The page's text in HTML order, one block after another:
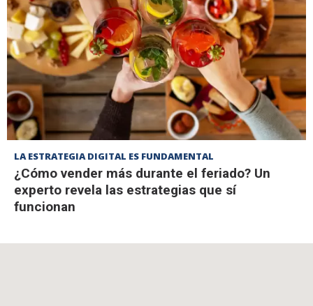
LA ESTRATEGIA DIGITAL ES FUNDAMENTAL
¿Cómo vender más durante el feriado? Un
experto revela las estrategias que sí
funcionan